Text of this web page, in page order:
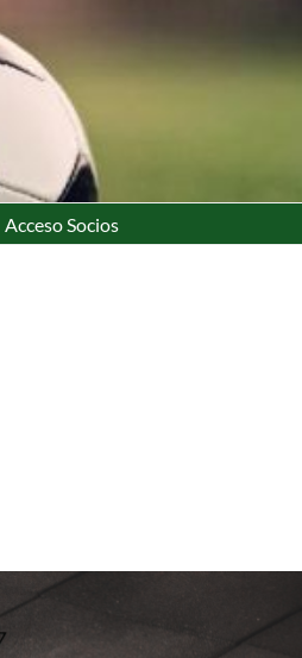
Acceso Socios